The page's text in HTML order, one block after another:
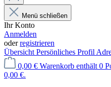
Menü schließen
Ihr Konto
Anmelden
oderregistrieren
Übersicht Persönliches Profil
0,00 € Warenkorb enthält 0
0,00 €.